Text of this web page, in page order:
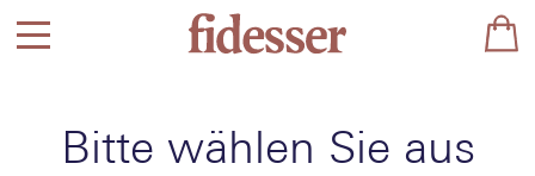
Bitte wählen Sie aus